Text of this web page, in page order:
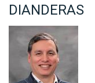
DIANDERAS